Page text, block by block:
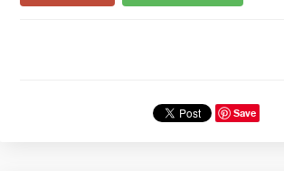
Save